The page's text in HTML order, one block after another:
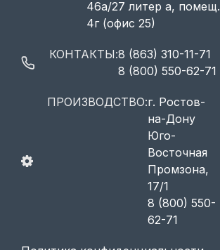
46а/27 литер а, помещ.
4г (офис 25)
КОНТАКТЫ:8 (863) 310-11-71
8 (800) 550-62-71
ПРОИЗВОДСТВО:г. Ростов-
на-Дону
Юго-
Восточная
Промзона,
17/1
8 (800) 550-
62-71